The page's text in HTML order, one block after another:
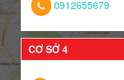
0912655679
CƠ SỞ 4